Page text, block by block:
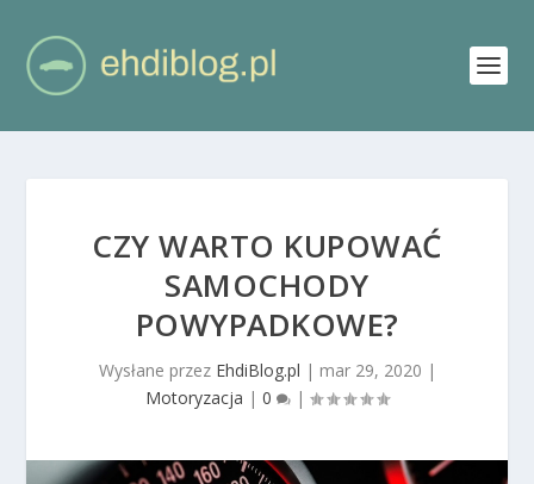
CZY WARTO KUPOWAĆ
SAMOCHODY
POWYPADKOWE?
Wysłane przez EhdiBlog.pl | mar 29, 2020 |
Motoryzacja | 0 |